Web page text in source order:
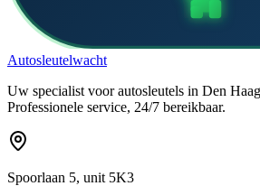
Autosleutelwacht
Uw specialist voor autosleutels in Den
Professionele service, 24/7 bereikbaar.
Spoorlaan 5, unit 5K3